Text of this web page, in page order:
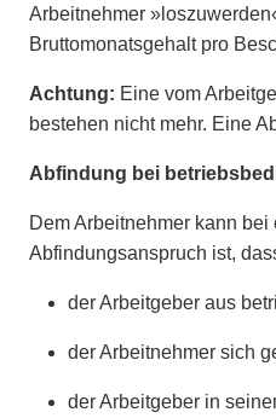
Arbeitnehmer
Bruttomonatsgehalt pro
Achtung: Eine vom
bestehen nicht mehr. Eine
Abfindung bei
Dem Arbeitnehmer kann
Abfindungsanspruch ist,
der Arbeitgeber aus
der Arbeitnehmer sich
der Arbeitgeber in